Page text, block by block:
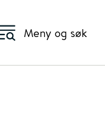
Meny og søk